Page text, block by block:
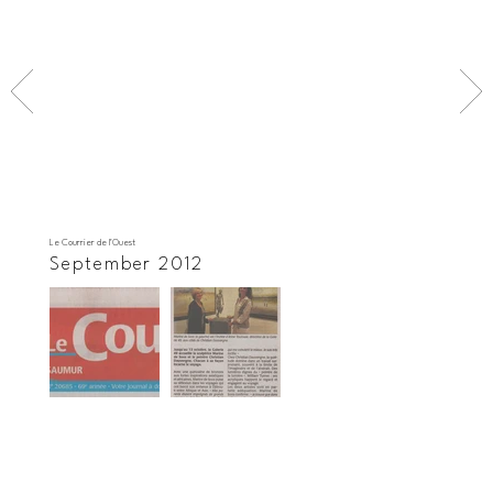
Le Courrier de l'Ouest
September 2012